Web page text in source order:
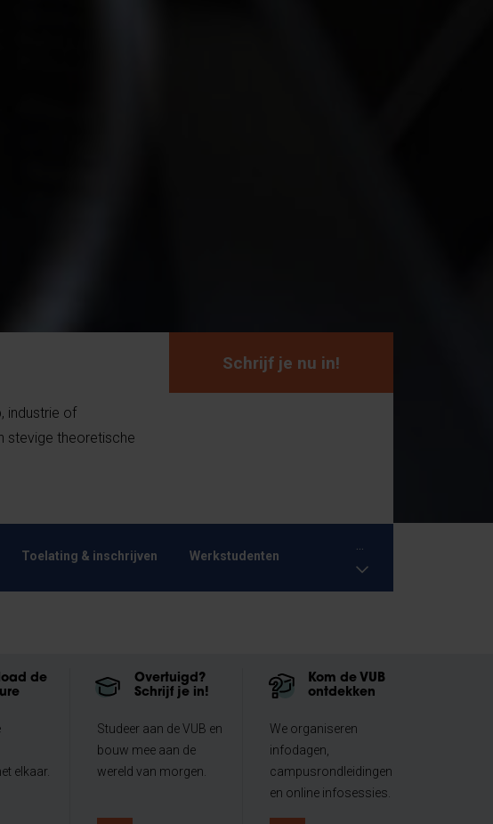
industrie of
stevige theoretische
Schrijf je nu in!
Toelating & inschrijven Werkstudenten
...
de
elkaar.
Overtuigd?
Schrijf je in!
Studeer aan de VUB en
bouw mee aan de
wereld van morgen.
Kom de VUB
ontdekken
We organiseren
infodagen,
campusrondleidingen
en online infosessies.